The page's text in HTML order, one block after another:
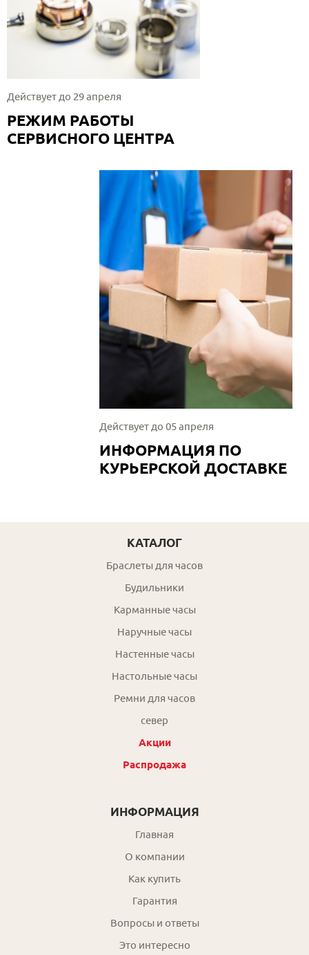
Действует до 29 апреля
РЕЖИМ РАБОТЫ
СЕРВИСНОГО ЦЕНТРА
Действует до 05 апреля
ИНФОРМАЦИЯ ПО
КУРЬЕРСКОЙ ДОСТАВКЕ
КАТАЛОГ
Браслеты для часов
Будильники
Карманные часы
Наручные часы
Настенные часы
Настольные часы
Ремни для часов
север
Акции
Распродажа
ИНФОРМАЦИЯ
Главная
О компании
Как купить
Гарантия
Вопросы и ответы
Это интересно